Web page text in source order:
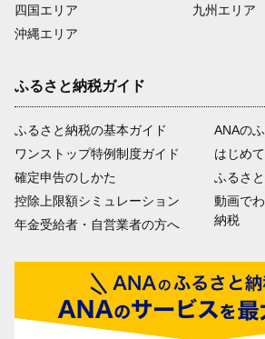
四国エリア
沖縄エリア
九州エリア
ふるさと納税ガイド
ふるさと納税の基本ガイド
ワンストップ特例制度ガイド
確定申告のしかた
控除上限額シミュレーション
年金受給者・自営業者の方へ
ANAの
はじめ
ふるさ
動画で
納税